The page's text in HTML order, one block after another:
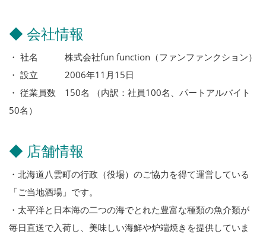
◆ 会社情報
・ 社名 株式会社fun function（ファンファンクション）
・ 設立 2006年11月15日
・ 従業員数 150名 （内訳：社員100名、パートアルバイト
50名）
◆ 店舗情報
・北海道八雲町の行政（役場）のご協力を得て運営している
「ご当地酒場」です。
・太平洋と日本海の二つの海でとれた豊富な種類の魚介類が
毎日直送で入荷し、美味しい海鮮や炉端焼きを提供していま